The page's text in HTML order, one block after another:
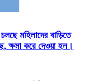
মহিলাদের বাড়িতে
ক্ষমা করে দেওয়া হল।